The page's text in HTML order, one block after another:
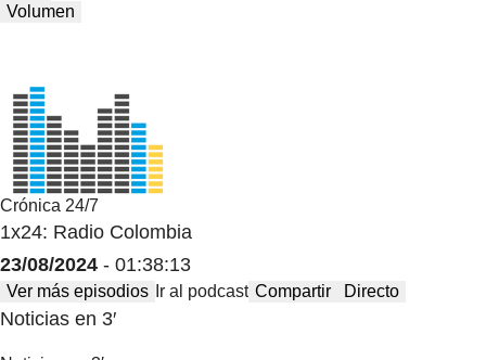
Volumen
Crónica 24/7
1x24: Radio Colombia
23/08/2024 - 01:38:13
Ver más episodios Ir al podcast Compartir Directo
Noticias en 3′